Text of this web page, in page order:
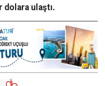
dolara ulaştı.